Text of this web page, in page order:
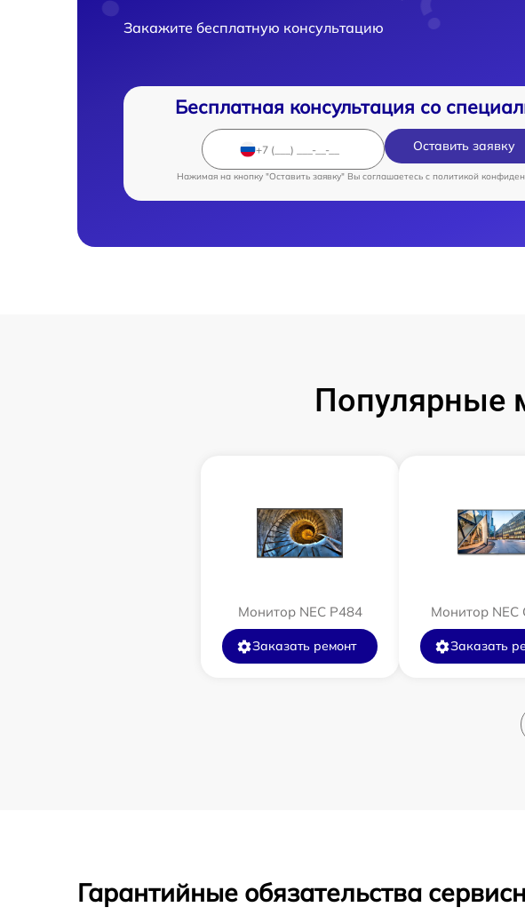
Закажите бесплатную консультацию
Бесплатная консультация со
Оставить заявку
Нажимая на кнопку "Оставить заявку" Вы соглашаетесь c политикой
Популярные
Монитор NEC P484
Заказать ремонт
Монитор NEC
Заказать
Гарантийные обязательства